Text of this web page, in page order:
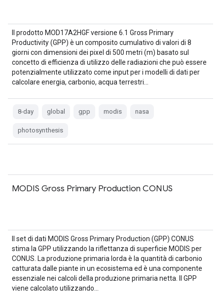
Il prodotto MOD17A2HGF versione 6.1 Gross Primary
Productivity (GPP) è un composito cumulativo di valori di 8
giorni con dimensioni dei pixel di 500 metri (m) basato sul
concetto di efficienza di utilizzo delle radiazioni che può essere
potenzialmente utilizzato come input per i modelli di dati per
calcolare energia, carbonio, acqua terrestri…
8-day global gpp modis nasa
photosynthesis
MODIS Gross Primary Production CONUS
Il set di dati MODIS Gross Primary Production (GPP) CONUS
stima la GPP utilizzando la riflettanza di superficie MODIS per
CONUS. La produzione primaria lorda è la quantità di carbonio
catturata dalle piante in un ecosistema ed è una componente
essenziale nei calcoli della produzione primaria netta. Il GPP
viene calcolato utilizzando…